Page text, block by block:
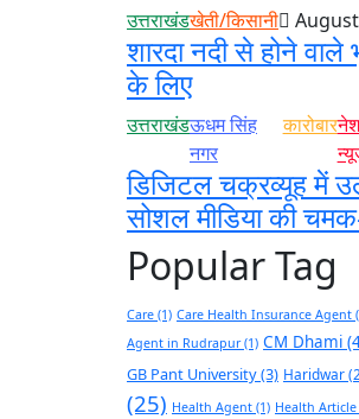
उत्तराखंडखेती/किसानी
शारदा नदी से होने
के लिए
उत्तराखंडऊधम सिंह
नगर
कारोबार
डिजिटल चक्रव्यूह में
सोशल मीडिया की
Popular Tag
Care (1) Care Health Insurance Agent
Agent in Rudrapur(1) CM Dhami
GB Pant University(3) Haridwar
(25) Health Agent (1) Health Article